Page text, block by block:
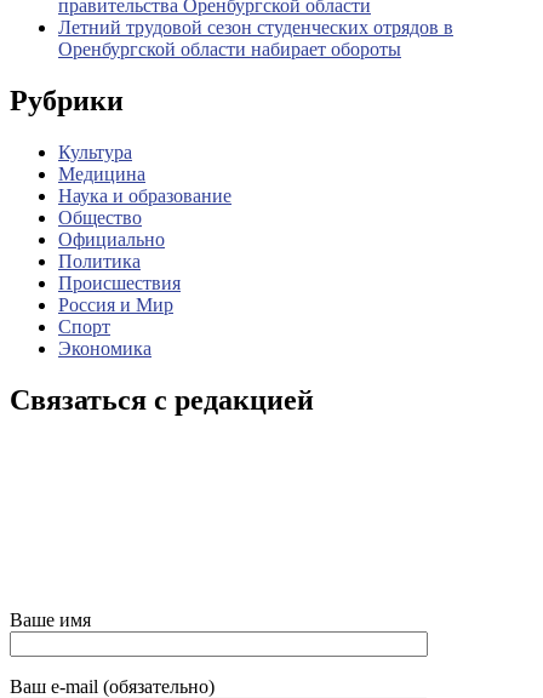
правительства Оренбургской области
Летний трудовой сезон студенческих отрядов в
Оренбургской области набирает обороты
Рубрики
Культура
Медицина
Наука и образование
Общество
Официально
Политика
Происшествия
Россия и Мир
Спорт
Экономика
Связаться с редакцией
Ваше имя
Ваш e-mail (обязательно)